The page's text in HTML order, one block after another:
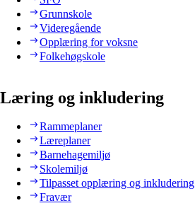
Grunnskole
Videregående
Opplæring for voksne
Folkehøgskole
Læring og inkludering
Rammeplaner
Læreplaner
Barnehagemiljø
Skolemiljø
Tilpasset opplæring og inkludering
Fravær